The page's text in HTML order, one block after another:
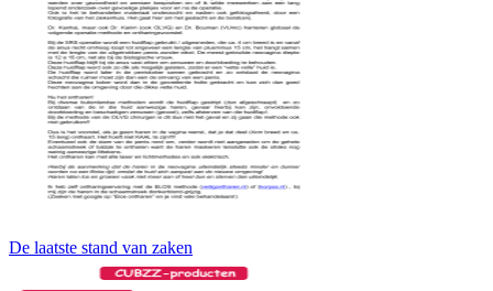
De laatste stand van zaken